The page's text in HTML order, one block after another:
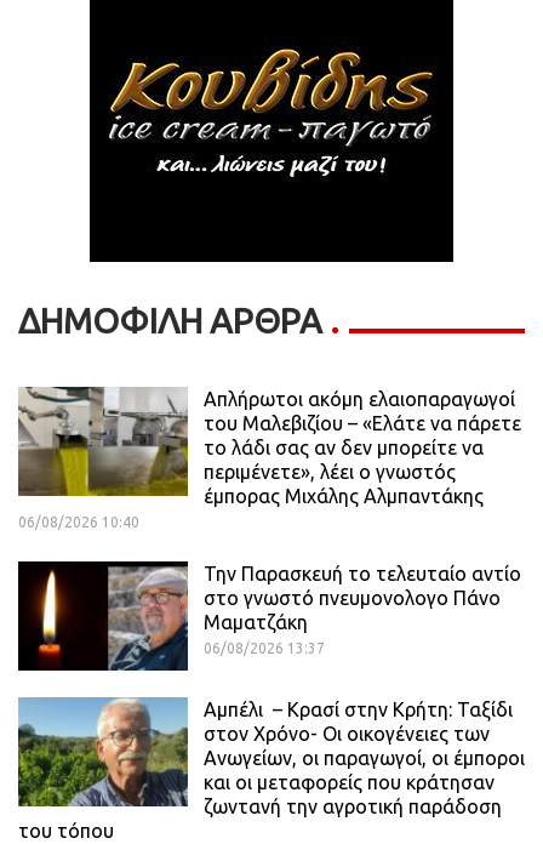
ΔΗΜΟΦΙΛΗ ΑΡΘΡΑ
Απλήρωτοι ακόμη ελαιοπαραγωγοί
του Μαλεβιζίου – «Ελάτε να πάρετε
το λάδι σας αν δεν μπορείτε να
περιμένετε», λέει ο γνωστός
έμπορας Μιχάλης Αλμπαντάκης
06/08/2026 10:40
Την Παρασκευή το τελευταίο αντίο
στο γνωστό πνευμονολογο Πάνο
Μαματζάκη
06/08/2026 13:37
Αμπέλι – Κρασί στην Κρήτη: Ταξίδι
στον Χρόνο- Οι οικογένειες των
Ανωγείων, οι παραγωγοί, οι έμποροι
και οι μεταφορείς που κράτησαν
ζωντανή την αγροτική παράδοση
του τόπου